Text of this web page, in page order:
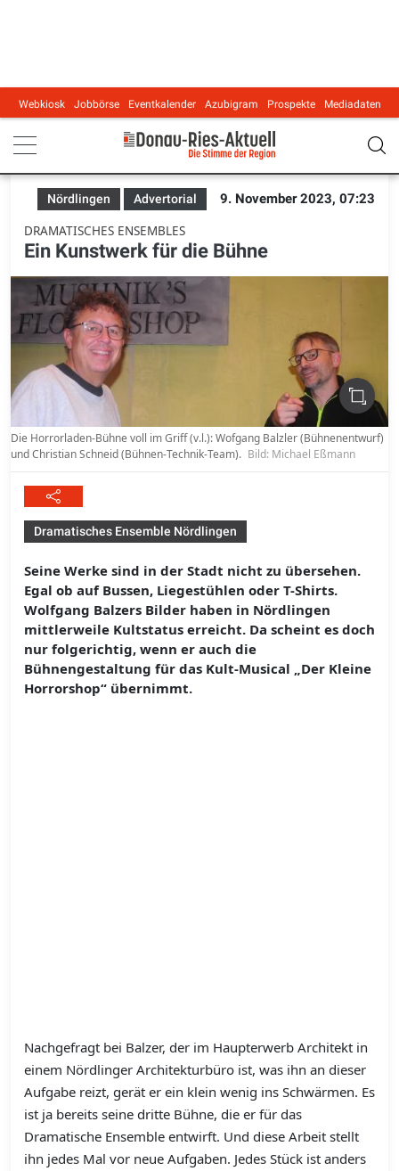
Main navigation
Webkiosk Jobbörse Eventkalender Azubigram Prospekte Mediadaten
Nördlingen Advertorial
9. November 2023, 07:23
DRAMATISCHES ENSEMBLES
Ein Kunstwerk für die Bühne
Die Horrorladen-Bühne voll im Griff (v.l.): Wofgang Balzler (Bühnenentwurf)
und Christian Schneid (Bühnen-Technik-Team). Bild: Michael Eßmann
Dramatisches Ensemble Nördlingen
Seine Werke sind in der Stadt nicht zu übersehen.
Egal ob auf Bussen, Liegestühlen oder T-Shirts.
Wolfgang Balzers Bilder haben in Nördlingen
mittlerweile Kultstatus erreicht. Da scheint es doch
nur folgerichtig, wenn er auch die
Bühnengestaltung für das Kult-Musical „Der Kleine
Horrorshop“ übernimmt.
Nachgefragt bei Balzer, der im Haupterwerb Architekt in
einem Nördlinger Architekturbüro ist, was ihn an dieser
Aufgabe reizt, gerät er ein klein wenig ins Schwärmen. Es
ist ja bereits seine dritte Bühne, die er für das
Dramatische Ensemble entwirft. Und diese Arbeit stellt
ihn jedes Mal vor neue Aufgaben. Jedes Stück ist anders